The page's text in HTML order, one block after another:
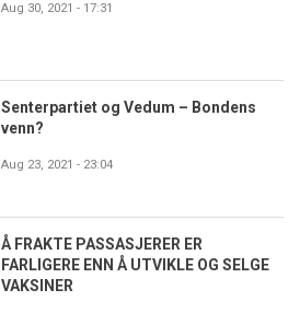
Aug 30, 2021 - 17:31
Senterpartiet og Vedum – Bondens
venn?
Aug 23, 2021 - 23:04
Å FRAKTE PASSASJERER ER
FARLIGERE ENN Å UTVIKLE OG SELGE
VAKSINER